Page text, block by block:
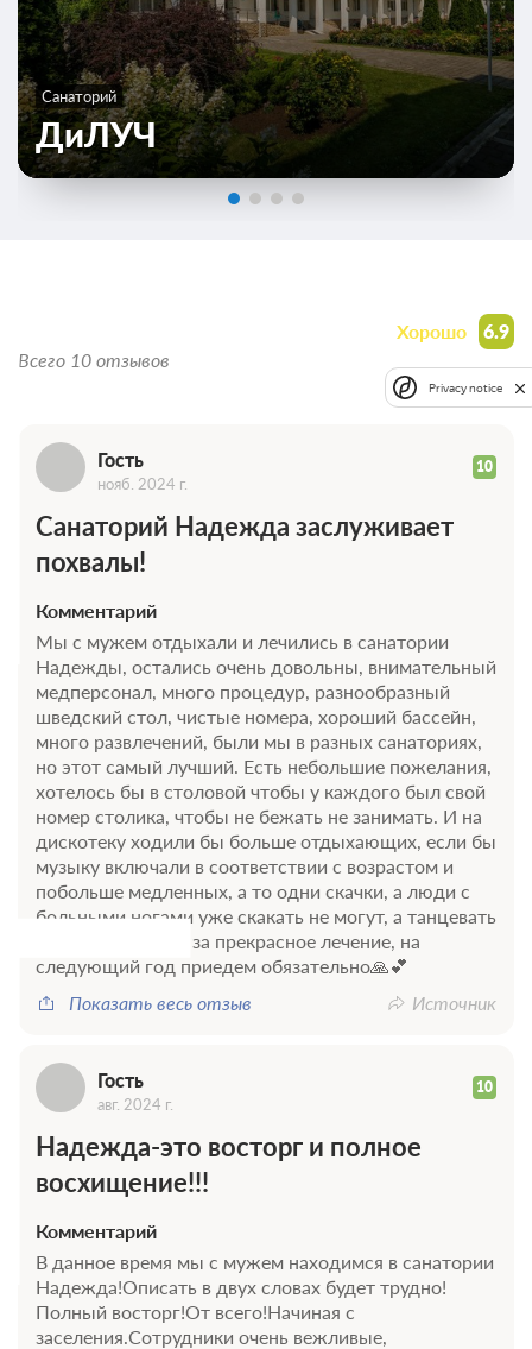
Санаторий
ДиЛУЧ
6.9
Хорошо
Всего 10 отзывов
Гость 10
нояб. 2024 г.
Санаторий Надежда заслуживает
похвалы!
Комментарий
Мы с мужем отдыхали и лечились в санатории
Надежды, остались очень довольны, внимательный
медперсонал, много процедур, разнообразный
шведский стол, чистые номера, хороший бассейн,
много развлечений, были мы в разных санаториях,
но этот самый лучший. Есть небольшие пожелания,
хотелось бы в столовой чтобы у каждого был свой
номер столика, чтобы не бежать не занимать. И на
дискотеку ходили бы больше отдыхающих, если бы
музыку включали в соответствии с возрастом и
побольше медленных, а то одни скачки, а люди с
больными ногами уже скакать не могут, а танцевать
хочется. Спасибо за прекрасное лечение, на
следующий год приедем обязательно🙏💕
Показать весь отзыв
Источник
Гость 10
авг. 2024 г.
Надежда-это восторг и полное
восхищение!!!
Комментарий
В данное время мы с мужем находимся в санатории
Надежда!Описать в двух словах будет трудно!
Полный восторг!От всего!Начиная с
заселения.Сотрудники очень вежливые,
Privacy notice